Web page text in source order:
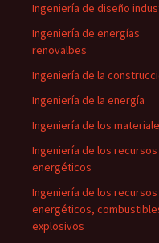
Ingeniería de diseño
Ingeniería de energías
renovalbes
Ingeniería de la
Ingeniería de la energía
Ingeniería de los
Ingeniería de los recursos
energéticos
Ingeniería de los recursos
energéticos,
explosivos